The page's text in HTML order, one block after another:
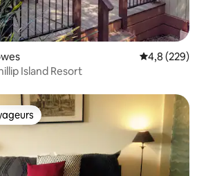
Évaluation
4,8 (229)
Island Resort